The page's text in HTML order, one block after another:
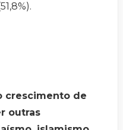
crescimento de
outras